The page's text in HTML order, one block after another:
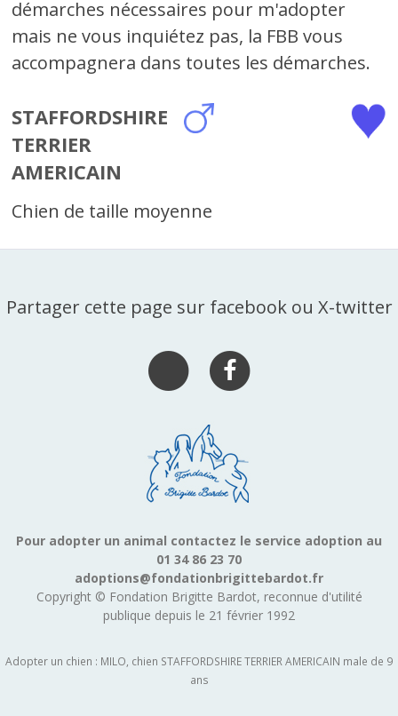
démarches nécessaires pour m'adopter
mais ne vous inquiétez pas, la FBB vous
accompagnera dans toutes les démarches.
STAFFORDSHIRE
TERRIER
AMERICAIN
Chien de taille moyenne
Partager cette page sur facebook ou X-twitter
Pour adopter un animal contactez le service adoption au
01 34 86 23 70
adoptions@fondationbrigittebardot.fr
Copyright © Fondation Brigitte Bardot, reconnue d'utilité
publique depuis le 21 février 1992
Adopter un chien : MILO, chien STAFFORDSHIRE TERRIER AMERICAIN male de 9
ans